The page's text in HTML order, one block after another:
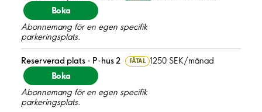
Boka
Abonnemang för en egen specifik
parkeringsplats.
Reserverad plats - P-hus 2 FÅTAL 1250 SEK/månad
Boka
Abonnemang för en egen specifik
parkeringsplats.